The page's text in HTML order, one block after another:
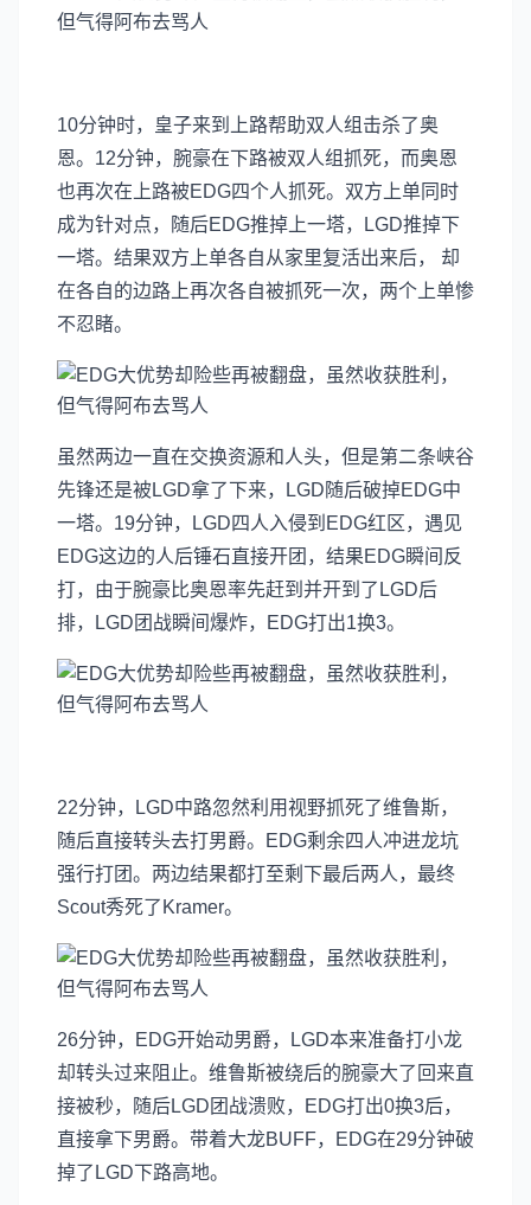
10分钟时，皇子来到上路帮助双人组击杀了奥
恩。12分钟，腕豪在下路被双人组抓死，而奥恩
也再次在上路被EDG四个人抓死。双方上单同时
成为针对点，随后EDG推掉上一塔，LGD推掉下
一塔。结果双方上单各自从家里复活出来后， 却
在各自的边路上再次各自被抓死一次，两个上单惨
不忍睹。
虽然两边一直在交换资源和人头，但是第二条峡谷
先锋还是被LGD拿了下来，LGD随后破掉EDG中
一塔。19分钟，LGD四人入侵到EDG红区，遇见
EDG这边的人后锤石直接开团，结果EDG瞬间反
打，由于腕豪比奥恩率先赶到并开到了LGD后
排，LGD团战瞬间爆炸，EDG打出1换3。
22分钟，LGD中路忽然利用视野抓死了维鲁斯，
随后直接转头去打男爵。EDG剩余四人冲进龙坑
强行打团。两边结果都打至剩下最后两人，最终
Scout秀死了Kramer。
​26分钟，EDG开始动男爵，LGD本来准备打小龙
却转头过来阻止。维鲁斯被绕后的腕豪大了回来直
接被秒，随后LGD团战溃败，EDG打出0换3后，
直接拿下男爵。带着大龙BUFF，EDG在29分钟破
掉了LGD下路高地。